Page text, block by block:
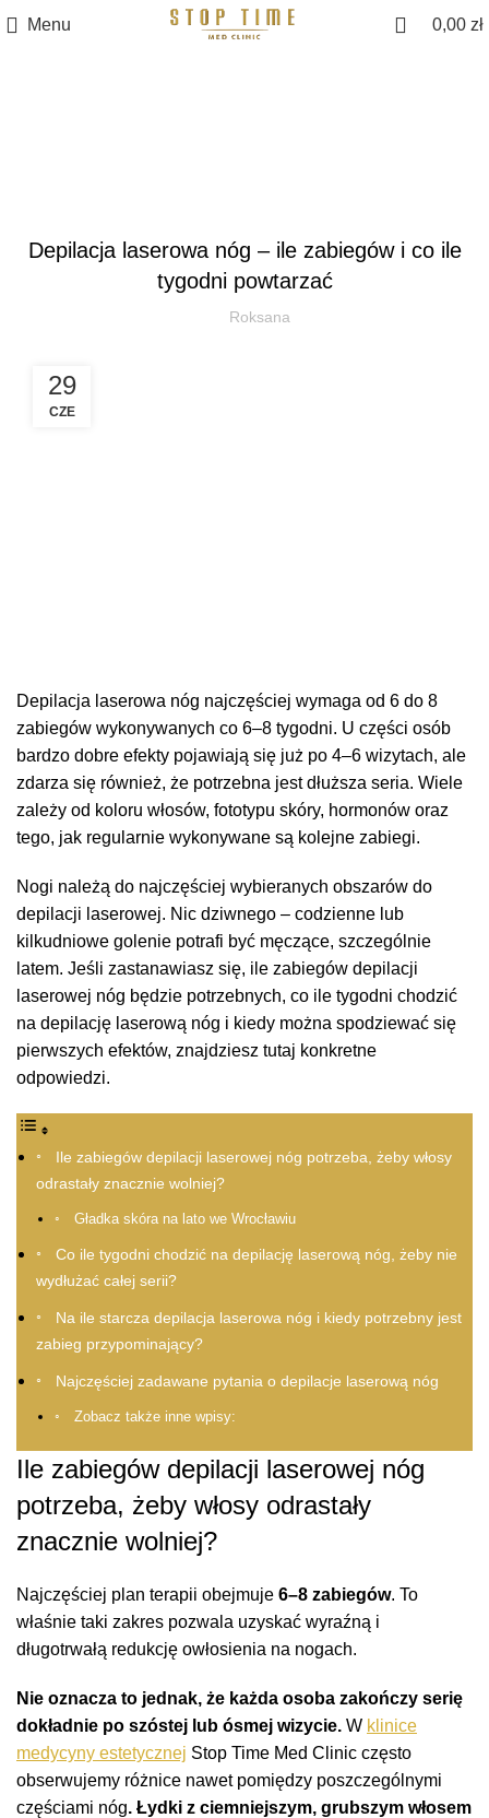
Menu 0,00 zł
Depilacja laserowa nóg – ile zabiegów i co ile
tygodni powtarzać
Roksana
29
CZE
Depilacja laserowa nóg najczęściej wymaga od 6 do 8
zabiegów wykonywanych co 6–8 tygodni. U części osób
bardzo dobre efekty pojawiają się już po 4–6 wizytach, ale
zdarza się również, że potrzebna jest dłuższa seria. Wiele
zależy od koloru włosów, fototypu skóry, hormonów oraz
tego, jak regularnie wykonywane są kolejne zabiegi.
Nogi należą do najczęściej wybieranych obszarów do
depilacji laserowej. Nic dziwnego – codzienne lub
kilkudniowe golenie potrafi być męczące, szczególnie
latem. Jeśli zastanawiasz się, ile zabiegów depilacji
laserowej nóg będzie potrzebnych, co ile tygodni chodzić
na depilację laserową nóg i kiedy można spodziewać się
pierwszych efektów, znajdziesz tutaj konkretne
odpowiedzi.
Ile zabiegów depilacji laserowej nóg potrzeba, żeby włosy
odrastały znacznie wolniej?
Gładka skóra na lato we Wrocławiu
Co ile tygodni chodzić na depilację laserową nóg, żeby nie
wydłużać całej serii?
Na ile starcza depilacja laserowa nóg i kiedy potrzebny jest
zabieg przypominający?
Najczęściej zadawane pytania o depilacje laserową nóg
Zobacz także inne wpisy:
Ile zabiegów depilacji laserowej nóg
potrzeba, żeby włosy odrastały
znacznie wolniej?
Najczęściej plan terapii obejmuje 6–8 zabiegów. To
właśnie taki zakres pozwala uzyskać wyraźną i
długotrwałą redukcję owłosienia na nogach.
Nie oznacza to jednak, że każda osoba zakończy serię
dokładnie po szóstej lub ósmej wizycie. W klinice
medycyny estetycznej Stop Time Med Clinic często
obserwujemy różnice nawet pomiędzy poszczególnymi
częściami nóg. Łydki z ciemniejszym, grubszym włosem